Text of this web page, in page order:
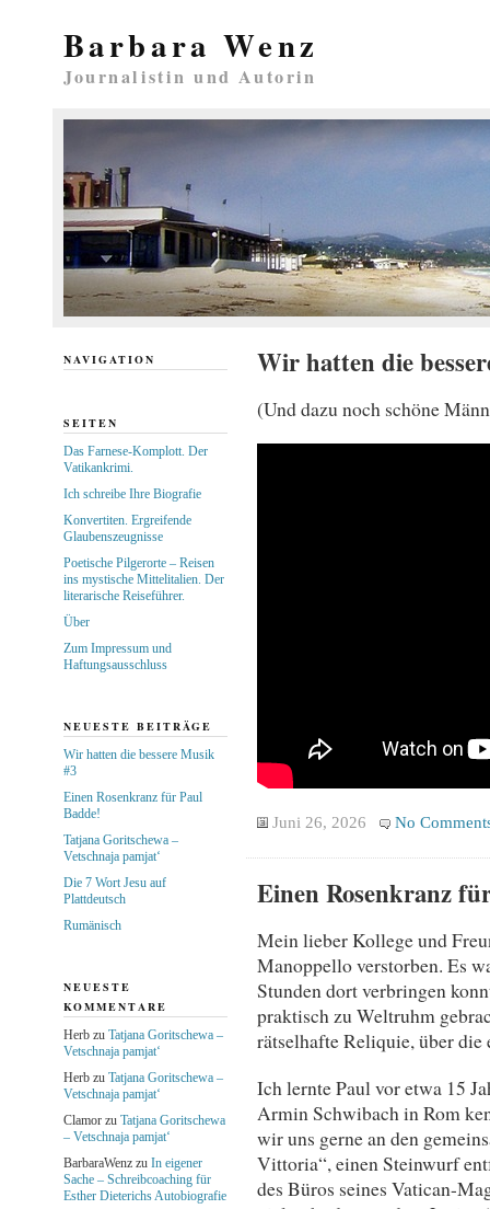
Barbara Wenz
Journalistin und Autorin
Wir hatten die
(Und dazu noch schöne
Juni 26, 2026 No
Einen Rosenkranz
Mein lieber Kollege und
Manoppello verstorben. Es
Stunden dort verbringen
praktisch zu Weltruhm
rätselhafte Reliquie, über
Ich lernte Paul vor etwa 15
Armin Schwibach in Rom
wir uns gerne an den
Vittoria“, einen Steinwurf
des Büros seines Vatican-
NAVIGATION
SEITEN
Das Farnese-Komplott. Der
Vatikankrimi.
Ich schreibe Ihre Biografie
Konvertiten. Ergreifende
Glaubenszeugnisse
Poetische Pilgerorte – Reisen
ins mystische Mittelitalien. Der
literarische Reiseführer.
Über
Zum Impressum und
Haftungsausschluss
NEUESTE BEITRÄGE
Wir hatten die bessere Musik
#3
Einen Rosenkranz für Paul
Badde!
Tatjana Goritschewa –
Vetschnaja pamjat‘
Die 7 Wort Jesu auf
Plattdeutsch
Rumänisch
NEUESTE
KOMMENTARE
Herbzu Tatjana Goritschewa –
Vetschnaja pamjat‘
Herbzu Tatjana Goritschewa –
Vetschnaja pamjat‘
Clamorzu Tatjana Goritschewa
– Vetschnaja pamjat‘
BarbaraWenzzu In eigener
Sache – Schreibcoaching für
Esther Dieterichs Autobiografie